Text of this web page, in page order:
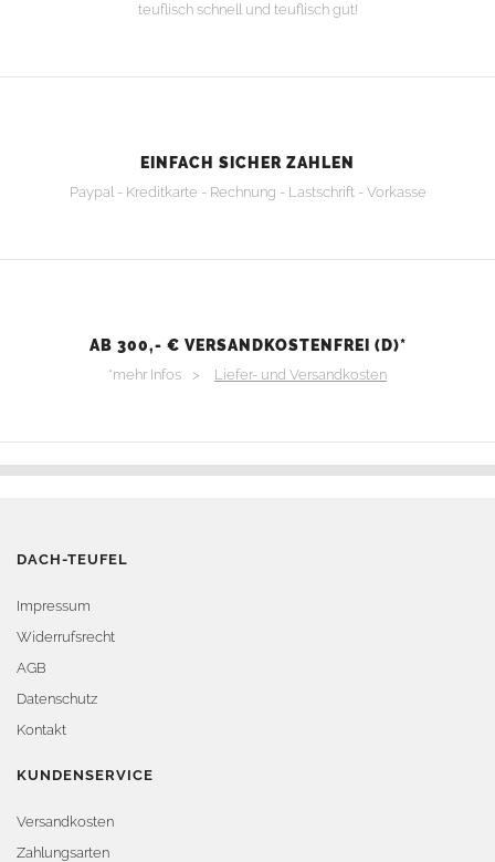
teuflisch schnell und teuflisch gut!
EINFACH SICHER ZAHLEN
Paypal - Kreditkarte - Rechnung - Lastschrift - Vorkasse
AB 300,- € VERSANDKOSTENFREI (D)*
*mehr Infos > Liefer- und Versandkosten
DACH-TEUFEL
Impressum
Widerrufsrecht
AGB
Datenschutz
Kontakt
KUNDENSERVICE
Versandkosten
Zahlungsarten